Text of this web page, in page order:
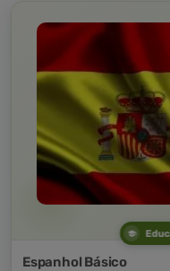
Espanhol Básico